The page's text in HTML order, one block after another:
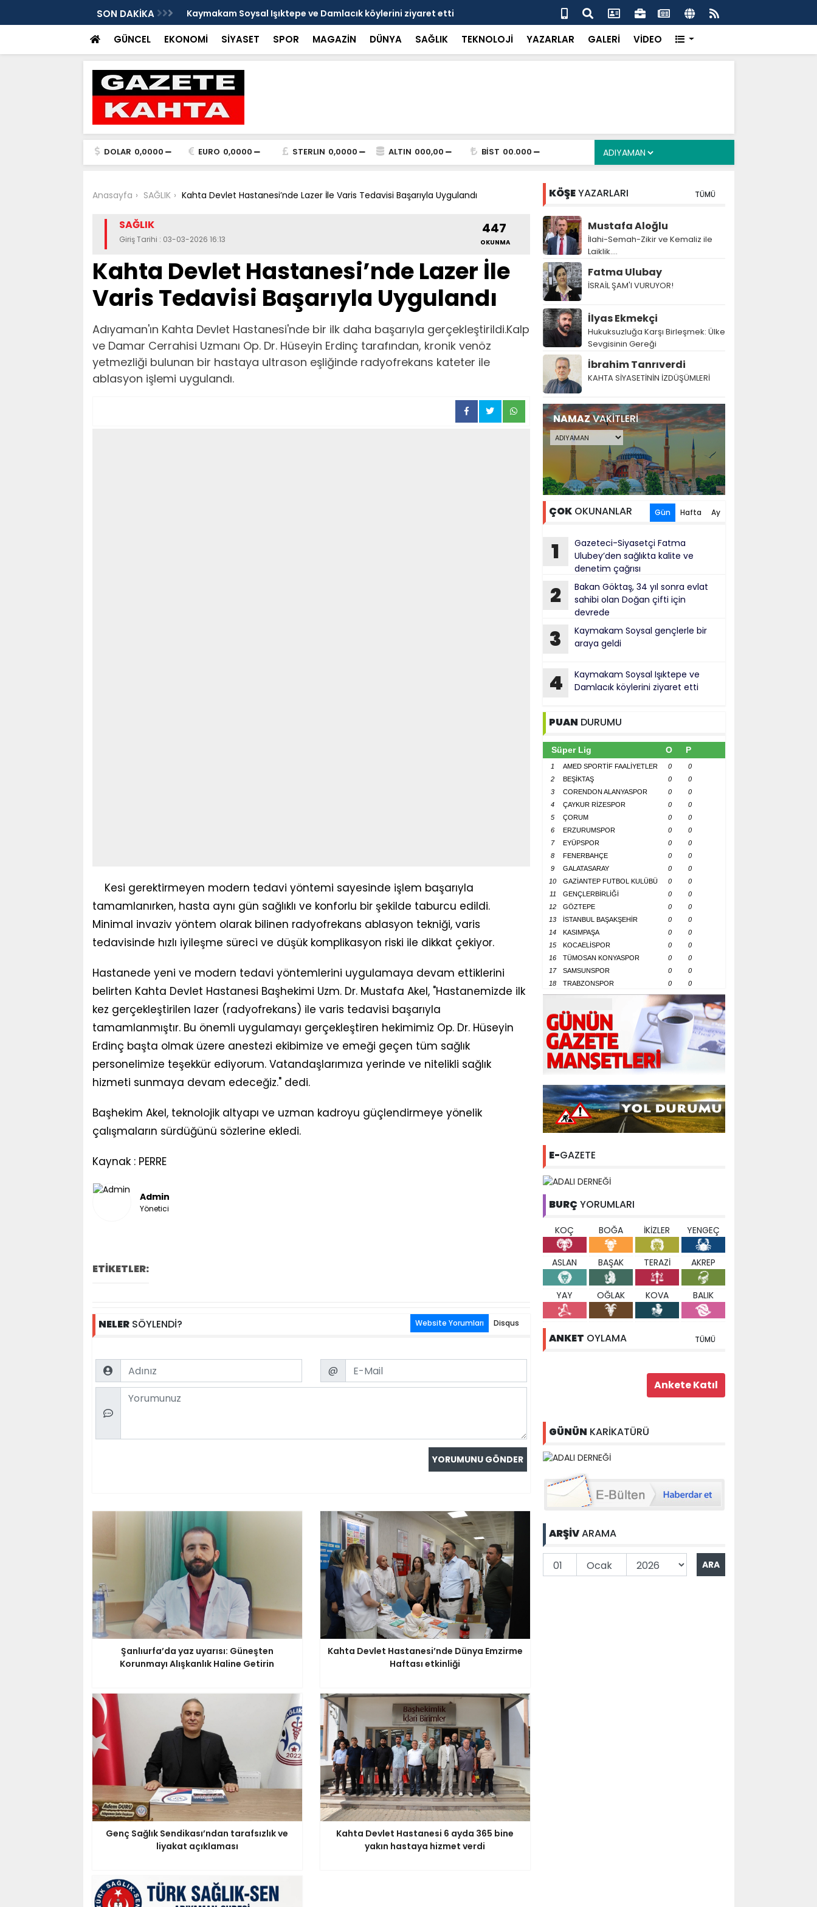
SON DAKİKA
Damlacık köylerini ziyaret etti Kaymakam Soysal gençlerle bir araya geldi Bakan Göktaş, 34 yıl sonra evlat sahibi olan Doğan çifti için devrede
GÜNCEL EKONOMİ SİYASET SPOR MAGAZİN DÜNYA SAĞLIK TEKNOLOJİ YAZARLAR GALERİ VİDEO
DOLAR 0,0000 EURO 0,0000 STERLIN 0,0000 ALTIN 000,00 BİST 00.000
Anasayfa SAĞLIK Kahta Devlet Hastanesi’nde Lazer İle Varis Tedavisi Başarıyla Uygulandı
SAĞLIK
Giriş Tarihi : 03-03-2026 16:13
447
OKUNMA
Kahta Devlet Hastanesi’nde Lazer İle
Varis Tedavisi Başarıyla Uygulandı
Adıyaman'ın Kahta Devlet Hastanesi'nde bir ilk daha başarıyla gerçekleştirildi.Kalp
ve Damar Cerrahisi Uzmanı Op. Dr. Hüseyin Erdinç tarafından, kronik venöz
yetmezliği bulunan bir hastaya ultrason eşliğinde radyofrekans kateter ile
ablasyon işlemi uygulandı.
Kesi gerektirmeyen modern tedavi yöntemi sayesinde işlem başarıyla
tamamlanırken, hasta aynı gün sağlıklı ve konforlu bir şekilde taburcu edildi.
Minimal invaziv yöntem olarak bilinen radyofrekans ablasyon tekniği, varis
tedavisinde hızlı iyileşme süreci ve düşük komplikasyon riski ile dikkat çekiyor.
Hastanede yeni ve modern tedavi yöntemlerini uygulamaya devam ettiklerini
belirten Kahta Devlet Hastanesi Başhekimi Uzm. Dr. Mustafa Akel, "Hastanemizde ilk
kez gerçekleştirilen lazer (radyofrekans) ile varis tedavisi başarıyla
tamamlanmıştır. Bu önemli uygulamayı gerçekleştiren hekimimiz Op. Dr. Hüseyin
Erdinç başta olmak üzere anestezi ekibimize ve emeği geçen tüm sağlık
personelimize teşekkür ediyorum. Vatandaşlarımıza yerinde ve nitelikli sağlık
hizmeti sunmaya devam edeceğiz." dedi.
Başhekim Akel, teknolojik altyapı ve uzman kadroyu güçlendirmeye yönelik
çalışmaların sürdüğünü sözlerine ekledi.
Kaynak : PERRE
Admin
Yönetici
ETİKETLER:
NELERSÖYLENDİ? Website Yorumları Disqus
Name Email
@
Comment
Şanlıurfa’da yaz uyarısı: Güneşten
Korunmayı Alışkanlık Haline Getirin
Kahta Devlet Hastanesi’nde Dünya Emzirme
Haftası etkinliği
Genç Sağlık Sendikası’ndan tarafsızlık ve
liyakat açıklaması
Kahta Devlet Hastanesi 6 ayda 365 bine
yakın hastaya hizmet verdi
KÖŞEYAZARLARI TÜMÜ
Mustafa Aloğlu
İlahi-Semah-Zikir ve Kemaliz ile
Laiklik….
Fatma Ulubay
İSRAİL ŞAM'I VURUYOR!
İlyas Ekmekçi
Hukuksuzluğa Karşı Birleşmek: Ülke
Sevgisinin Gereği
İbrahim Tanrıverdi
KAHTA SİYASETİNİN İZDÜŞÜMLERİ
NAMAZVAKİTLERİ
ÇOKOKUNANLAR Gün Hafta Ay
1
Gazeteci-Siyasetçi Fatma
Ulubey’den sağlıkta kalite ve
denetim çağrısı
2
Bakan Göktaş, 34 yıl sonra evlat
sahibi olan Doğan çifti için
devrede
3
Kaymakam Soysal gençlerle bir
araya geldi
4
Kaymakam Soysal Işıktepe ve
Damlacık köylerini ziyaret etti
PUAN DURUMU
Süper Lig O P
1 AMED SPORTİF FAALİYETLER 0
0
2
BEŞİKTAŞ 0
0
3
CORENDON ALANYASPOR 0
0
4
ÇAYKUR RİZESPOR 0
0
5
ÇORUM 0
0
6
ERZURUMSPOR 0
0
7
EYÜPSPOR 0
0
8
FENERBAHÇE 0
0
9
GALATASARAY 0
0
10
GAZİANTEP FUTBOL KULÜBÜ 0
0
11
GENÇLERBİRLİĞİ 0
0
12
GÖZTEPE 0
0
13
İSTANBUL BAŞAKŞEHİR 0
0
14
KASIMPAŞA 0
0
15
KOCAELİSPOR 0
0
16
TÜMOSAN KONYASPOR 0
0
17
SAMSUNSPOR 0
0
18
TRABZONSPOR 0 0
E-GAZETE
BURÇ YORUMLARI
KOÇ BOĞA İKİZLER YENGEÇ
ASLAN BAŞAK TERAZİ AKREP
YAY OĞLAK KOVA BALIK
ANKET OYLAMA TÜMÜ
GÜNÜN KARİKATÜRÜ
ARŞİVARAMA